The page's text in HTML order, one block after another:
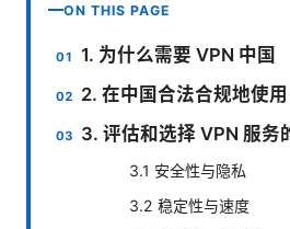
ON THIS PAGE
1. 为什么需要 VPN 中国
2. 在中国合法合规地使
3. 评估和选择 VPN 服务
3.1 安全性与隐私
3.2 稳定性与速度